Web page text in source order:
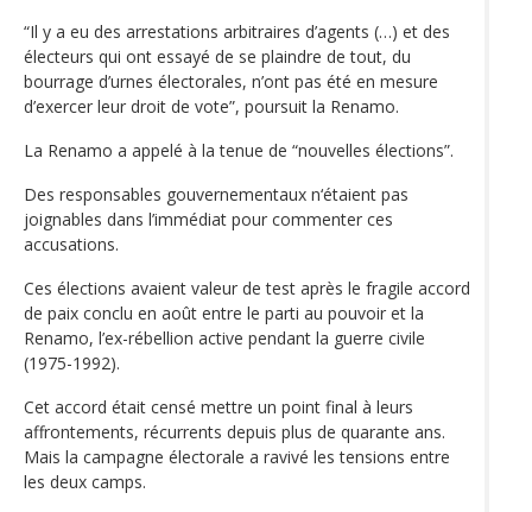
“Il y a eu des arrestations arbitraires d’agents (…) et des
électeurs qui ont essayé de se plaindre de tout, du
bourrage d’urnes électorales, n’ont pas été en mesure
d’exercer leur droit de vote”, poursuit la Renamo.
La Renamo a appelé à la tenue de “nouvelles élections”.
Des responsables gouvernementaux n‘étaient pas
joignables dans l’immédiat pour commenter ces
accusations.
Ces élections avaient valeur de test après le fragile accord
de paix conclu en août entre le parti au pouvoir et la
Renamo, l’ex-rébellion active pendant la guerre civile
(1975-1992).
Cet accord était censé mettre un point final à leurs
affrontements, récurrents depuis plus de quarante ans.
Mais la campagne électorale a ravivé les tensions entre
les deux camps.